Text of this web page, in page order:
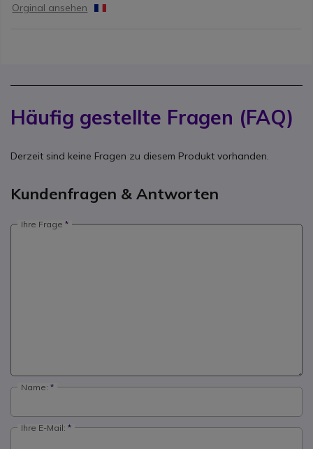
Orginal ansehen
Häufig gestellte Fragen (FAQ)
Derzeit sind keine Fragen zu diesem Produkt vorhanden.
Kundenfragen & Antworten
Ihre Frage
Name:
Ihre E-Mail: